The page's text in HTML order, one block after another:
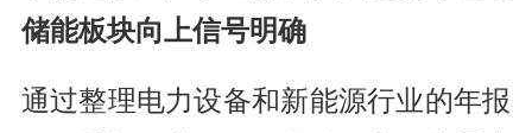
储能板块向上信号明确
通过整理电力设备和新能源行业的年报